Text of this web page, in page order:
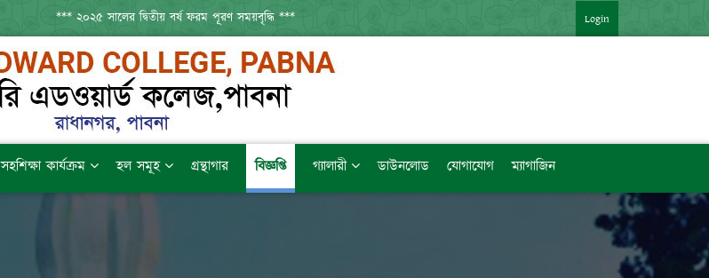
*** ২০২৫ সালের দ্বিতীয় বর্ষ ফরম পূরণ সময়বৃদ্ধি *** Login
সহশিক্ষা কার্যক্রম হল সমূহ গ্রন্থাগার বিজ্ঞপ্তি গ্যালারী ডাউনলোড যোগাযোগ ম্যাগাজিন